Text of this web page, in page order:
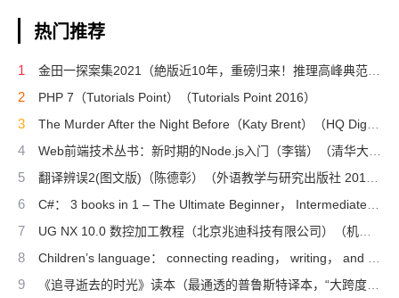
未来，看时间空间合伙变魔
热门推荐
1 金田一探案集2021（絶版近10年，重磅归来！推理高峰典范，江户川乱步、青山刚昌推荐。惊骇悬念+诡秘人性，入坑推理佳选，一套10本过足瘾！精美和风装帧，日本系列销量超5500万册）（横沟正史）（壹页科技 2021）
2 PHP 7（Tutorials Point）（Tutorials Point 2016）
3 The Murder After the Night Before（Katy Brent）（HQ Digital 2024）
4 Web前端技术丛书：新时期的Node.js入门（李锴）（清华大学出版社 2017）
5 翻译辨误2(图文版)（陈德彰）（外语教学与研究出版社 2011）
6 C#： 3 books in 1 – The Ultimate Beginner， Intermediate & Advanced Guides to Master C# Programming Quickly with No Experience（Mark Reed）（2022）
7 UG NX 10.0 数控加工教程（北京兆迪科技有限公司）（机械工业出版社 2016）
8 Children’s language： connecting reading， writing， and talk（Judith Wells Lindfors）（Teachers College Press 2008）
9 《追寻逝去的时光》读本（最通透的普鲁斯特译本，“大跨度”节选七卷本，一字不易；附赠《普罗斯特纸上展览》）（【法】马塞尔•普鲁斯特，周克希译）（广西师范大学出版社 2015）